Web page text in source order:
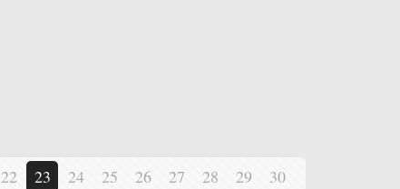
22 23 24 25 26 27 28 29
30